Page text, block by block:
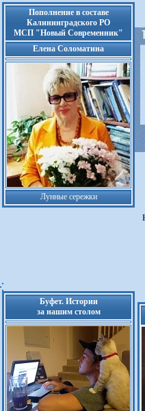
Пополнение в составе
Калининградского РО
МСП "Новый Современник"
Елена Соломатина
Лунные сережки
Буфет. Истории
за нашим столом